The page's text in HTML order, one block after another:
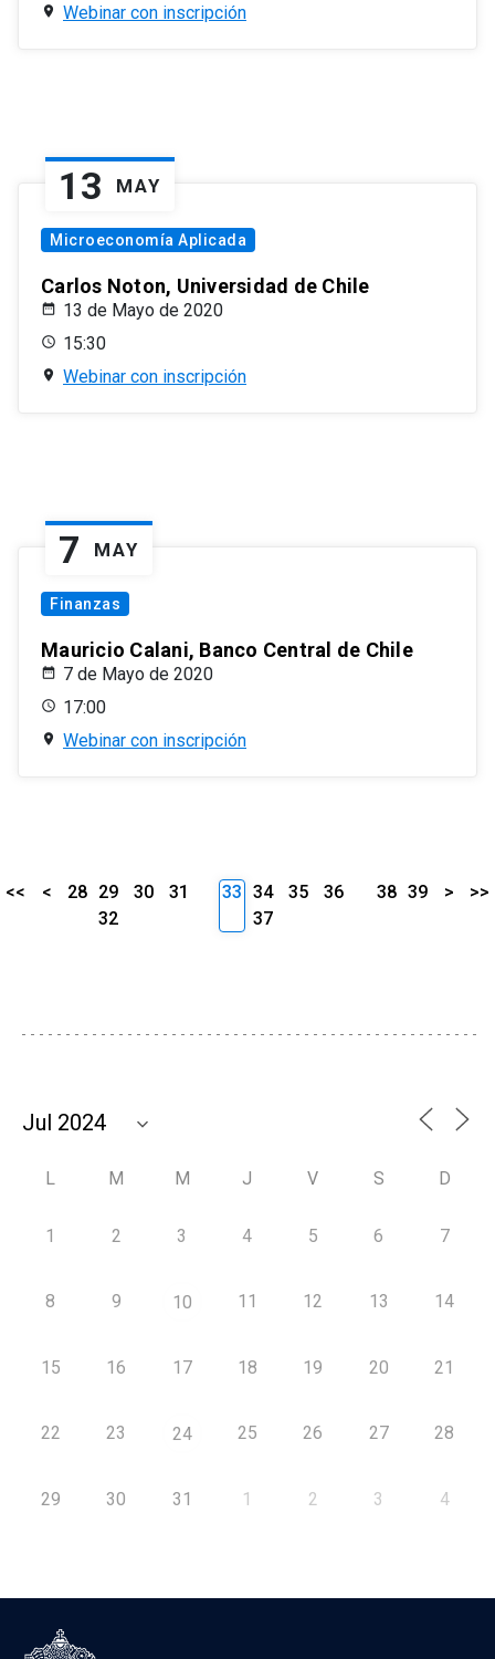
Webinar con inscripción
13 MAY
Microeconomía Aplicada
Carlos Noton, Universidad de Chile
13 de Mayo de 2020
15:30
Webinar con inscripción
7 MAY
Finanzas
Mauricio Calani, Banco Central de Chile
7 de Mayo de 2020
17:00
Webinar con inscripción
<< < 28 29 30
31
32
33 34 35
36
37
38 39 > >>
L M M J V S D
1 2 3 4 5 6 7
8 9 10 11 12 13 14
15 16 17 18 19 20 21
22 23 24 25 26 27 28
29 30 31 1 2 3 4